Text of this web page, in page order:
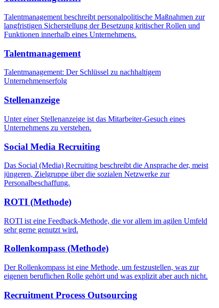
Talentmanagement beschreibt personalpolitische Maßnahmen zur
langfristigen Sicherstellung der Besetzung kritischer Rollen und
Funktionen innerhalb eines Unternehmens.
Talentmanagement
Talentmanagement: Der Schlüssel zu nachhaltigem
Unternehmenserfolg
Stellenanzeige
Unter einer Stellenanzeige ist das Mitarbeiter-Gesuch eines
Unternehmens zu verstehen.
Social Media Recruiting
Das Social (Media) Recruiting beschreibt die Ansprache der, meist
jüngeren, Zielgruppe über die sozialen Netzwerke zur
Personalbeschaffung.
ROTI (Methode)
ROTI ist eine Feedback-Methode, die vor allem im agilen Umfeld
sehr gerne genutzt wird.
Rollenkompass (Methode)
Der Rollenkompass ist eine Methode, um festzustellen, was zur
eigenen beruflichen Rolle gehört und was explizit aber auch nicht.
Recruitment Process Outsourcing